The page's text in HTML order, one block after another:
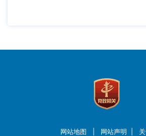
网站地图 网站声明